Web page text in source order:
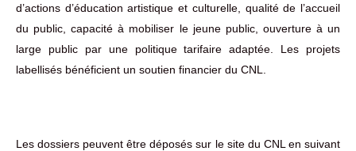
d’actions d’éducation artistique et culturelle, qualité de l’accueil
du public, capacité à mobiliser le jeune public, ouverture à un
large public par une politique tarifaire adaptée. Les projets
labellisés bénéficient un soutien financier du CNL.
Les dossiers peuvent être déposés sur le site du CNL en suivant